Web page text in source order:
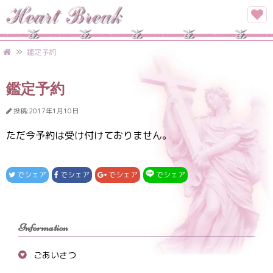
鑑定予約
鑑定予約
投稿:2017年1月10日
ただ今予約は受け付けておりません。
でシェア でシェア でシェア でシェア
Information
ごあいさつ